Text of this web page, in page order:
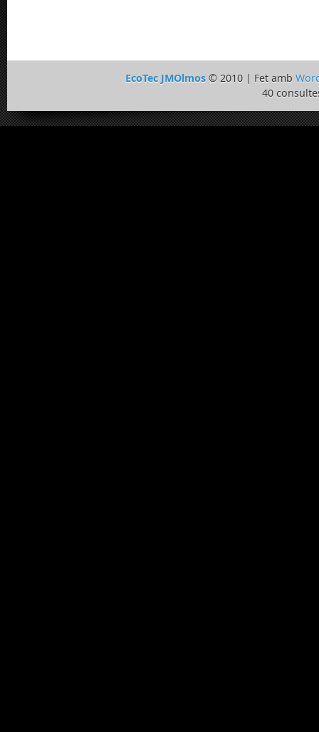
EcoTec JMOlmos© 2010 | Fet amb
40